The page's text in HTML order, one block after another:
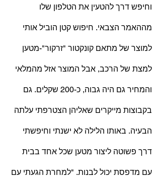
וחיפש דרך להטעין את הטלפון שלו
מההאמר הצבאי. חיפוש קטן הוביל אותי
למוצר של מתאם קונקטור "זרקור"-מטען
למצת של הרכב, אבל המוצר אזל מהמלאי
והמחיר גם היה גבוה, כ-200 שקלים. גם
בקבוצות מייקרים שאליהן הצטרפתי עלתה
הבעיה. באותו הלילה לא ישנתי וחיפשתי
דרך פשוטה ליצור מטען שכל אחד בבית
עם מדפסת יכול לבנות. "למחרת הגעתי עם